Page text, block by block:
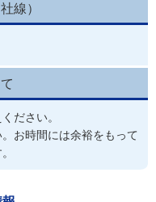
線）
ださい。
お時間には余裕をもって